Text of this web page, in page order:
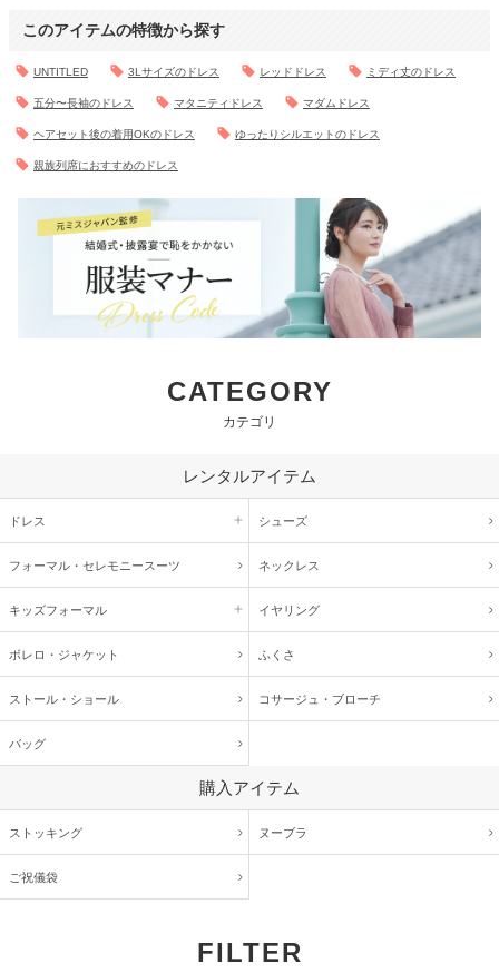
このアイテムの特徴から探す
UNTITLED 3Lサイズのドレス レッドドレス ミディ丈のドレス
五分〜長袖のドレス マタニティドレス マダムドレス
ヘアセット後の着用OKのドレス ゆったりシルエットのドレス
親族列席におすすめのドレス
CATEGORY
カテゴリ
レンタルアイテム
ドレス シューズ
フォーマル・ セレモニースーツ ネックレス
キッズフォーマル イヤリング
ボレロ・ジャケット ふくさ
ストール・ショール コサージュ・ ブローチ
バッグ
購入アイテム
ストッキング ヌーブラ
ご祝儀袋
FILTER